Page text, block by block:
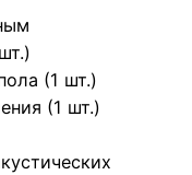
(1 шт.)
(1 шт.)